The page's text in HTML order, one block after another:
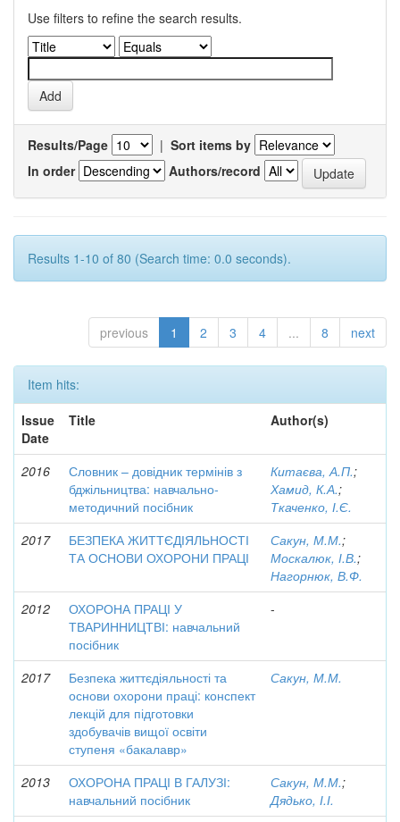
Use filters to refine the search results.
Results/Page | Sort items by
In order
Authors/record
Results 1-10 of 80 (Search time: 0.0 seconds).
previous 1 2 3 4 ... 8 next
Item hits:
Issue
Date
Title Author(s)
2016
Словник – довідник термінів з
бджільництва: навчально-
методичний посібник
Китаєва, А.П.;
Хамид, К.А.;
Ткаченко, І.Є.
2017
БЕЗПЕКА ЖИТТЄДІЯЛЬНОСТІ
ТА ОСНОВИ ОХОРОНИ ПРАЦІ
Сакун, М.М.;
Москалюк, І.В.;
Нагорнюк, В.Ф.
2012
ОХОРОНА ПРАЦІ У
ТВАРИННИЦТВІ: навчальний
посібник
-
2017
Безпека життєдіяльності та
основи охорони праці: конспект
лекцій для підготовки
здобувачів вищої освіти
ступеня «бакалавр»
Сакун, М.М.
2013
ОХОРОНА ПРАЦІ В ГАЛУЗІ:
навчальний посібник
Сакун, М.М.;
Дядько, І.І.